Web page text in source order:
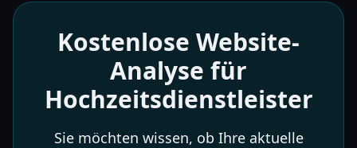
Kostenlose Website-
Analyse für
Hochzeitsdienstleister
Sie möchten wissen, ob Ihre aktuelle